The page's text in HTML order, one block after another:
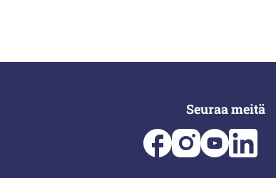
Seuraa meitä